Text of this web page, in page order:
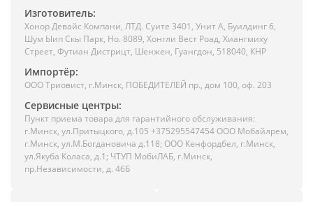
Изготовитель:
Хонор Девайс Компани, ЛТД. Суите 3401, Унит A, Буилдинг 6,
Шум Ыип Скы Парк, Но. 8089, Хонгли Вест Роад, Xиангмиху
Стреет, Футиан Дистрицт, Шенжен, Гуангдон, 518040, КНР
Импортёр:
ООО Триовист, г.Минск, ПОБЕДИТЕЛЕЙ пр., дом 100, оф. 203
Сервисные центры:
Пункт приема товара для гарантийного обслуживания:
г.Минск, ул.Притыцкого, д.105 +375295547454 ООО Мобайлрем,
г.Минск, ул.М.Богдановича д.118; ООО Кенфордбел, г.Минск,
ул.Якуба Коласа, д.1; ЧТУП МобиЛАБ, г.Минск,
пр.Независимости, д. 46Б